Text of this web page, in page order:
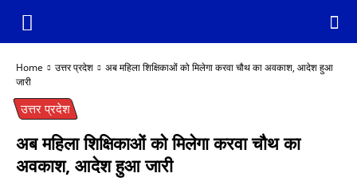
Home उत्तर प्रदेश
अब महिला शिक्षिकाओं को मिलेगा करवा चौथ का अवकाश, आदेश हुआ
जारी
उत्तर प्रदेश
अब महिला शिक्षिकाओं को मिलेगा करवा चौथ का
अवकाश, आदेश हुआ जारी